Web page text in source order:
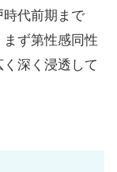
代前期まで
ず第性感同性
深く浸透して